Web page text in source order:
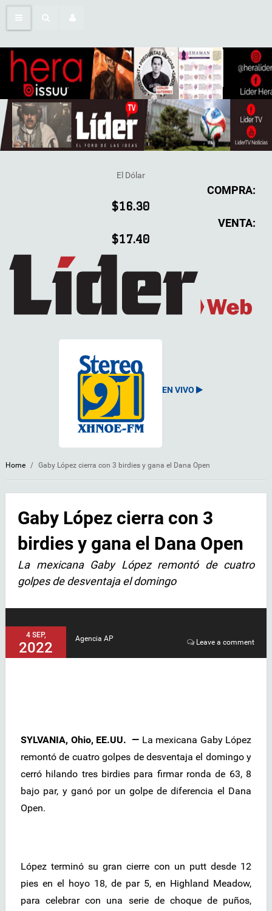
El Dólar
COMPRA:
$16.30
VENTA:
$17.40
EN VIVO
Home / Gaby López cierra con 3 birdies y gana el Dana Open
Gaby López cierra con 3
birdies y gana el Dana Open
La mexicana Gaby López remontó de cuatro
golpes de desventaja el domingo
4 SEP,
2022
Agencia AP Leave a comment
SYLVANIA, Ohio, EE.UU. — La mexicana Gaby López
remontó de cuatro golpes de desventaja el domingo y
cerró hilando tres birdies para firmar ronda de 63, 8
bajo par, y ganó por un golpe de diferencia el Dana
Open.
López terminó su gran cierre con un putt desde 12
pies en el hoyo 18, de par 5, en Highland Meadow,
para celebrar con una serie de choque de puños,